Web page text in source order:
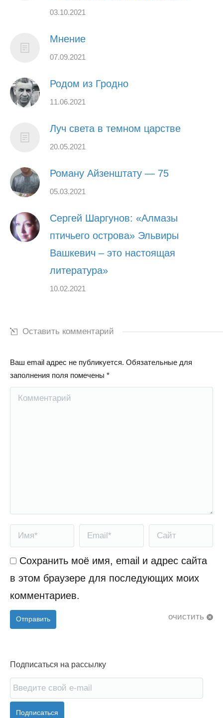
03.10.2021
Мнение
07.09.2021
Родом из Гродно
11.06.2021
Луч света в темном царстве
20.05.2021
Роману Айзенштату — 75
05.03.2021
Сергей Шаргунов: «Алмазы
птичьего острова» Эльвиры
Вашкевич – это настоящая
литература»
10.02.2021
Оставить комментарий
Ваш email адрес не публикуется. Обязательные для
заполнения поля помечены *
Комментарий
Имя * Email * Сайт
Сохранить моё имя, email и адрес сайта
в этом браузере для последующих моих
комментариев.
очистить
Отправить
Подписаться на рассылку
Подписаться